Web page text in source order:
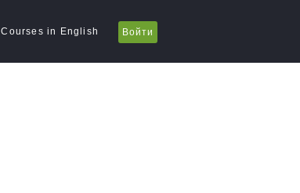
Courses in English Войти